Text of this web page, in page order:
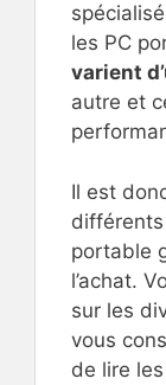
les PC
varient
autre et
Il est
portable
l’achat.
sur les
vous
de lire